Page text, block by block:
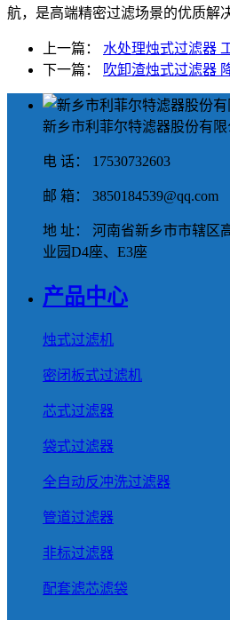
航，是高端精密过滤场景的优质解
上一篇： 水处理烛式过滤器
下一篇：
吹卸渣烛式过滤器
新乡市利菲尔特滤器股份有限
电 话： 17530732603
邮 箱： 3850184539@qq.com
地 址： 河南省新乡市市辖区
业园D4座、E3座
产品中心
烛式过滤机
密闭板式过滤机
芯式过滤器
袋式过滤器
全自动反冲洗过滤器
管道过滤器
非标过滤器
配套滤芯滤袋